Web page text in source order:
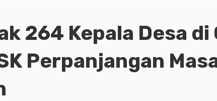
264 Kepala Desa di
Perpanjangan